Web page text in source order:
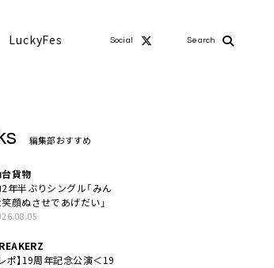
LuckyFes Social Search
編集部おすすめ
貨物
年半ぶりシングル「みん
笑顔ぬさせであげだい」
レポ】19周年記念公演＜19